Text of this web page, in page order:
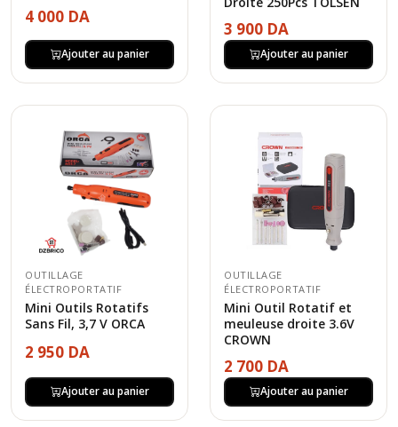
4 000 DA
Ajouter au panier
3 900 DA
Ajouter au panier
OUTILLAGE
ÉLECTROPORTATIF
Mini Outils Rotatifs
Sans Fil, 3,7 V ORCA
2 950 DA
Ajouter au panier
OUTILLAGE
ÉLECTROPORTATIF
Mini Outil Rotatif et
meuleuse droite 3.6V
CROWN
2 700 DA
Ajouter au panier